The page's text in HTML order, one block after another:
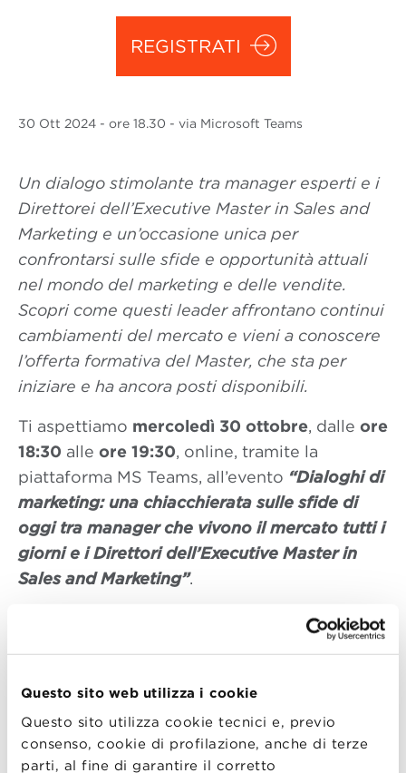
Questo sito web utilizza i cookie
Questo sito utilizza cookie tecnici e, previo
consenso, cookie di profilazione, anche di terze
parti, al fine di garantire il corretto
REGISTRATI
30 Ott 2024 - ore 18.30 - via Microsoft Teams
Un dialogo stimolante tra manager esperti e i
Direttorei dell’Executive Master in Sales and
Marketing e un’occasione unica per
confrontarsi sulle sfide e opportunità attuali
nel mondo del marketing e delle vendite.
Scopri come questi leader affrontano continui
cambiamenti del mercato e vieni a conoscere
l’offerta formativa del Master, che sta per
iniziare e ha ancora posti disponibili.
Ti aspettiamo mercoledì 30 ottobre, dalle ore
18:30 alle ore 19:30, online, tramite la
piattaforma MS Teams, all’evento “Dialoghi di
marketing: una chiacchierata sulle sfide di
oggi tra manager che vivono il mercato tutti i
giorni e i Direttori dell’Executive Master in
Sales and Marketing”.
–Fabio Ancarani| Academic Director,
Executive Master in Sales and Marketing –
Roberta Gabrielli
| Executive Director,
Executive Master in Sales and Marketing –